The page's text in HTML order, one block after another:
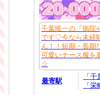
千葉唯一の『病院
です♡今なら未経
ん！！短期・長期
可愛いナース服を
☆
最寄駅
「
「